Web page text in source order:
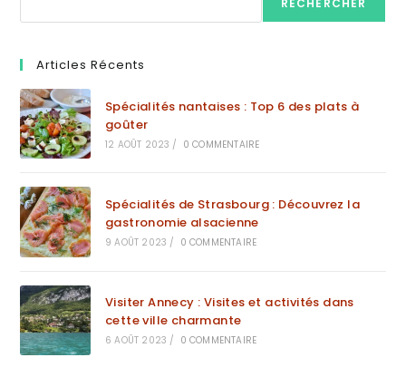
Articles Récents
Spécialités nantaises : Top 6 des plats à
goûter
12 AOÛT 2023 / 0 COMMENTAIRE
Spécialités de Strasbourg : Découvrez la
gastronomie alsacienne
9 AOÛT 2023 / 0 COMMENTAIRE
Visiter Annecy : Visites et activités dans
cette ville charmante
6 AOÛT 2023 / 0 COMMENTAIRE